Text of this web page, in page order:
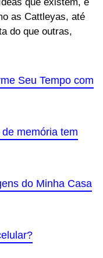
as Cattleyas, até
do que outras,
Seu Tempo com
memória tem
do Minha Casa